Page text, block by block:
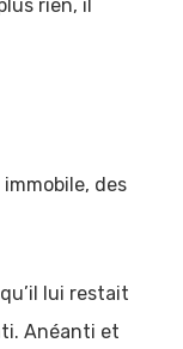
rien, il
des
lui restait
Anéanti et